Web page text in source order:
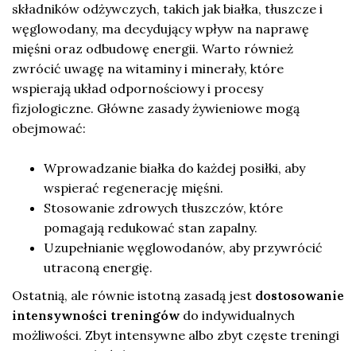
składników odżywczych, takich jak białka, tłuszcze i
węglowodany, ma decydujący wpływ na naprawę
mięśni oraz odbudowę energii. Warto również
zwrócić uwagę na witaminy i minerały, które
wspierają układ odpornościowy i procesy
fizjologiczne. Główne zasady żywieniowe mogą
obejmować:
Wprowadzanie białka do każdej posiłki, aby
wspierać regenerację mięśni.
Stosowanie zdrowych tłuszczów, które
pomagają redukować stan zapalny.
Uzupełnianie węglowodanów, aby przywrócić
utraconą energię.
Ostatnią, ale równie istotną zasadą jest dostosowanie
intensywności treningów do indywidualnych
możliwości. Zbyt intensywne albo zbyt częste treningi